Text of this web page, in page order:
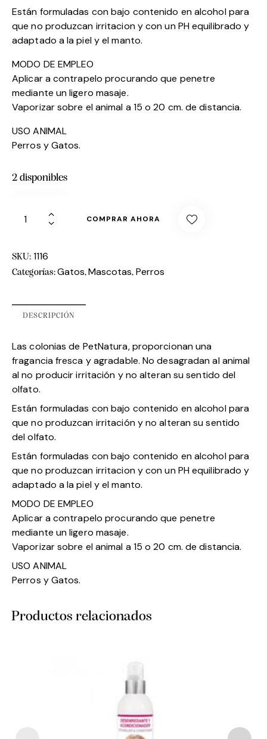
Están formuladas con bajo contenido en alcohol para
que no produzcan irritacion y con un PH equilibrado y
adaptado a la piel y el manto.
MODO DE EMPLEO
Aplicar a contrapelo procurando que penetre
mediante un ligero masaje.
Vaporizar sobre el animal a 15 o 20 cm. de distancia.
USO ANIMAL
Perros y Gatos.
2 disponibles
COMPRAR AHORA
SKU: 1116
Categorías:Gatos, Mascotas, Perros
DESCRIPCIÓN
Las colonias de PetNatura, proporcionan una
fragancia fresca y agradable. No desagradan al animal
al no producir irritación y no alteran su sentido del
olfato.
Están formuladas con bajo contenido en alcohol para
que no produzcan irritación y no alteran su sentido
del olfato.
Están formuladas con bajo contenido en alcohol para
que no produzcan irritacion y con un PH equilibrado y
adaptado a la piel y el manto.
MODO DE EMPLEO
Aplicar a contrapelo procurando que penetre
mediante un ligero masaje.
Vaporizar sobre el animal a 15 o 20 cm. de distancia.
USO ANIMAL
Perros y Gatos.
Productos relacionados